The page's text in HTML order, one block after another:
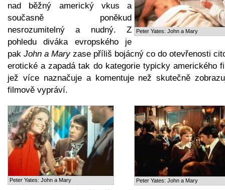
Peter Yates: John a Mary
nad běžný americký vkus a
současně poněkud
nesrozumitelný a nudný. Z
pohledu diváka evropského je
pak John a Maryzase příliš bojácný co do otevřenosti
erotické a zapadá tak do kategorie typicky amerického
jež více naznačuje a komentuje než skutečně
filmově vypráví.
Peter Yates: John a Mary Peter Yates: John a Mary